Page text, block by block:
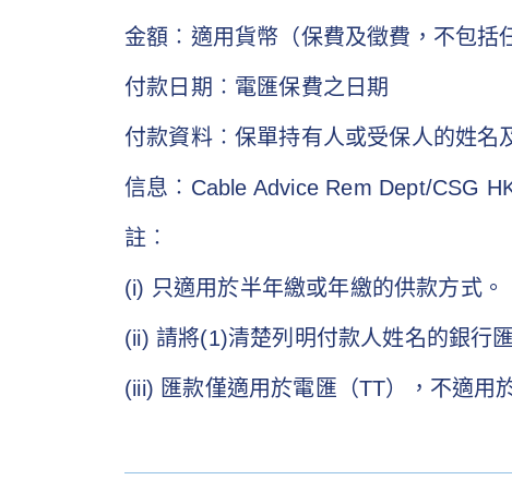
金額︰適用貨幣（保費及徵費，不包括
付款日期︰電匯保費之日期
付款資料︰保單持有人或受保人的姓名
信息︰Cable Advice Rem Dept/CSG
註︰
(i) 只適用於半年繳或年繳的供款方式。
(ii) 請將(1)清楚列明付款人姓名的銀行
(iii) 匯款僅適用於電匯（TT），不適用